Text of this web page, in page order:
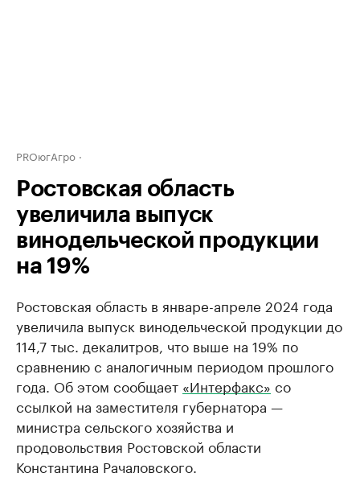
PROюгАгро
Ростовская область
увеличила выпуск
винодельческой продукции
на 19%
Ростовская область в январе-апреле 2024 года
увеличила выпуск винодельческой продукции до
114,7 тыс. декалитров, что выше на 19% по
сравнению с аналогичным периодом прошлого
года. Об этом сообщает «Интерфакс» со
ссылкой на заместителя губернатора —
министра сельского хозяйства и
продовольствия Ростовской области
Константина Рачаловского.